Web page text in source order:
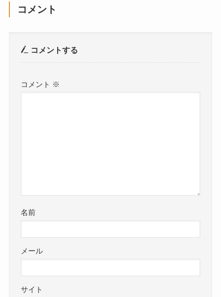
コメント
コメントする
コメント ※
名前
メール
サイト